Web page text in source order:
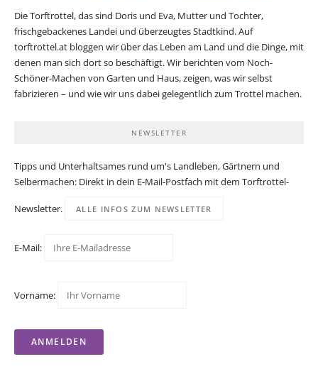
Die Torftrottel, das sind Doris und Eva, Mutter und Tochter,
frischgebackenes Landei und überzeugtes Stadtkind. Auf
torftrottel.at bloggen wir über das Leben am Land und die Dinge, mit
denen man sich dort so beschäftigt. Wir berichten vom Noch-
Schöner-Machen von Garten und Haus, zeigen, was wir selbst
fabrizieren – und wie wir uns dabei gelegentlich zum Trottel machen.
NEWSLETTER
Tipps und Unterhaltsames rund um's Landleben, Gärtnern und
Selbermachen: Direkt in dein E-Mail-Postfach mit dem Torftrottel-
Newsletter. ALLE INFOS ZUM NEWSLETTER
E-Mail:
Vorname: